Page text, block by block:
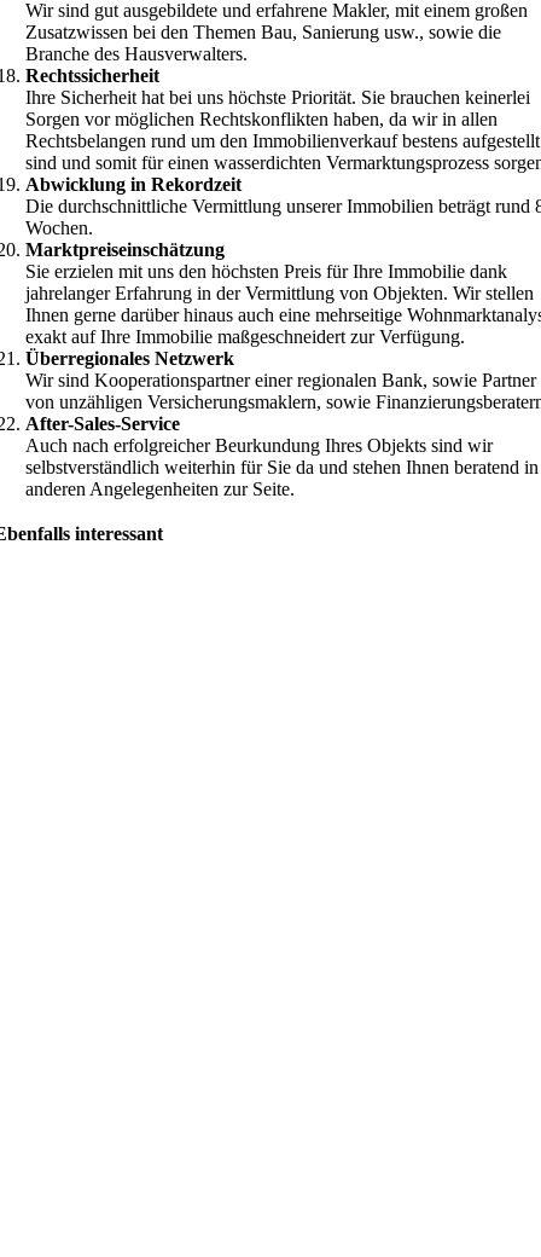
Wir sind gut ausgebildete und erfahrene Makler, mit einem großen
Zusatzwissen bei den Themen Bau, Sanierung usw., sowie die
Branche des Hausverwalters.
Rechtssicherheit
Ihre Sicherheit hat bei uns höchste Priorität. Sie brauchen keinerlei
Sorgen vor möglichen Rechtskonflikten haben, da wir in allen
Rechtsbelangen rund um den Immobilienverkauf bestens aufgestellt
sind und somit für einen wasserdichten Vermarktungsprozess
Abwicklung in Rekordzeit
Die durchschnittliche Vermittlung unserer Immobilien beträgt rund
Wochen.
Marktpreiseinschätzung
Sie erzielen mit uns den höchsten Preis für Ihre Immobilie dank
jahrelanger Erfahrung in der Vermittlung von Objekten. Wir stellen
Ihnen gerne darüber hinaus auch eine mehrseitige
exakt auf Ihre Immobilie maßgeschneidert zur Verfügung.
Überregionales Netzwerk
Wir sind Kooperationspartner einer regionalen Bank, sowie Partner
von unzähligen Versicherungsmaklern, sowie
After-Sales-Service
Auch nach erfolgreicher Beurkundung Ihres Objekts sind wir
selbstverständlich weiterhin für Sie da und stehen Ihnen beratend in
anderen Angelegenheiten zur Seite.
interessant